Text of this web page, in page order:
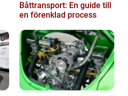
Båttransport: En guide till
en förenklad process